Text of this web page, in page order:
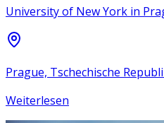
University of New York in
Prague, Tschechische
Weiterlesen